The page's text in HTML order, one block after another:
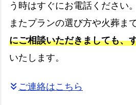
う時はすぐにお電話ください。
またプランの選び方や火葬ま
にご相談いただきましても、
いたします。
keyboard_double_arrow_downご連絡はこちら